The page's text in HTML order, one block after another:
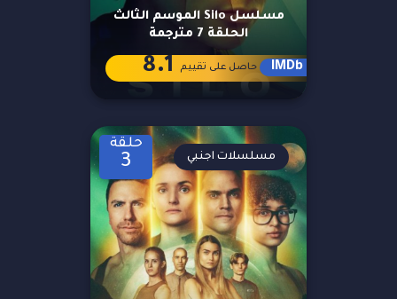
مسلسل Silo الموسم الثالث
الحلقة 7 مترجمة
IMDb حاصل على تقييم 8.1
حلقة
3 مسلسلات اجنبي